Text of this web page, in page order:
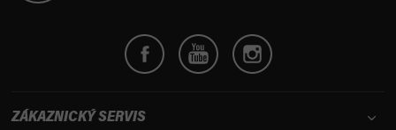
ZÁKAZNICKÝ SERVIS